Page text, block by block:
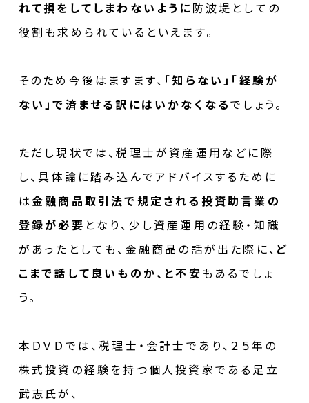
れて損をしてしまわないように防波堤としての
役割も求められているといえます。
そのため今後はますます、 「知らない」「経験が
ない」で済ませる訳にはいかなくなるでしょう。
ただし現状では、税理士が資産運用などに際
し、具体論に踏み込んでアドバイスするために
は金融商品取引法で規定される投資助言業の
登録が必要 となり、少し資産運用の経験・知識
があったとしても、金融商品の話が出た際に、 ど
こまで話して良いものか、と不安もあるでしょ
う。
本ＤＶＤでは、税理士・会計士であり、２５年の
株式投資の経験を持つ個人投資家である足立
武志氏が、